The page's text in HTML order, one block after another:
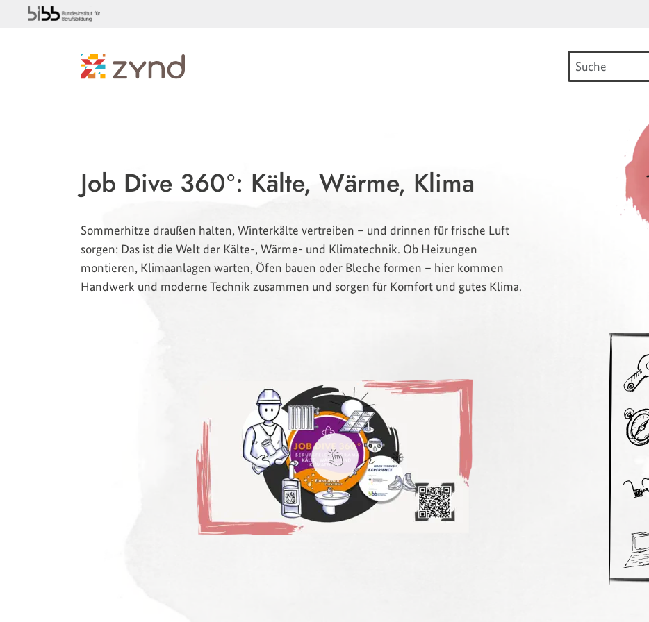
Job Dive 360°: Kälte, Wärme, Klima
Sommerhitze draußen halten, Winterkälte vertreiben – und drinnen für frische Luft
sorgen: Das ist die Welt der Kälte-, Wärme- und Klimatechnik. Ob Heizungen
montieren, Klimaanlagen warten, Öfen bauen oder Bleche formen – hier kommen
Handwerk und moderne Technik zusammen und sorgen für Komfort und gutes Klima.